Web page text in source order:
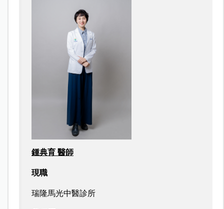
鍾典育 醫師
現職
瑞隆馬光中醫診所